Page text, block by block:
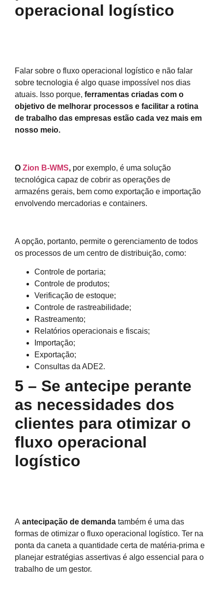
operacional logístico
Falar sobre o fluxo operacional logístico e não falar
sobre tecnologia é algo quase impossível nos dias
atuais. Isso porque, ferramentas criadas com o
objetivo de melhorar processos e facilitar a rotina
de trabalho das empresas estão cada vez mais em
nosso meio.
O Zion B-WMS, por exemplo, é uma solução
tecnológica capaz de cobrir as operações de
armazéns gerais, bem como exportação e importação
envolvendo mercadorias e containers.
A opção, portanto, permite o gerenciamento de todos
os processos de um centro de distribuição, como:
Controle de portaria;
Controle de produtos;
Verificação de estoque;
Controle de rastreabilidade;
Rastreamento;
Relatórios operacionais e fiscais;
Importação;
Exportação;
Consultas da ADE2.
5 – Se antecipe perante
as necessidades dos
clientes para otimizar o
fluxo operacional
logístico
A antecipação de demanda também é uma das
formas de otimizar o fluxo operacional logístico. Ter na
ponta da caneta a quantidade certa de matéria-prima e
planejar estratégias assertivas é algo essencial para o
trabalho de um gestor.